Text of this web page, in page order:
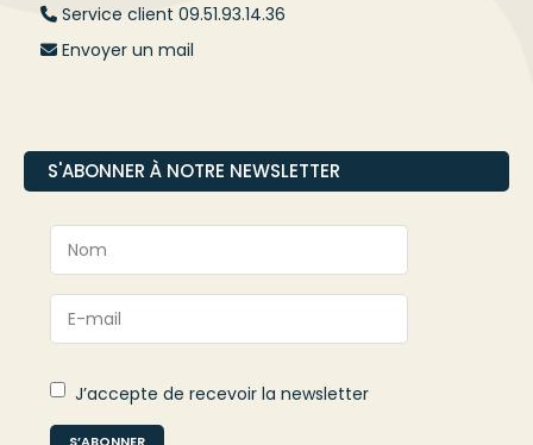
Service client 09.51.93.14.36
Envoyer un mail
S'ABONNER À NOTRE NEWSLETTER
J’accepte de recevoir la newsletter
S’ABONNER